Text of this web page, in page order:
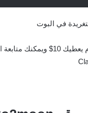
في البوت
عند اكمال المهام يعطيك 10$